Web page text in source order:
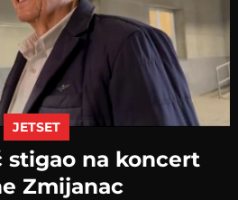
JETSET
stigao na koncert
Zmijanac